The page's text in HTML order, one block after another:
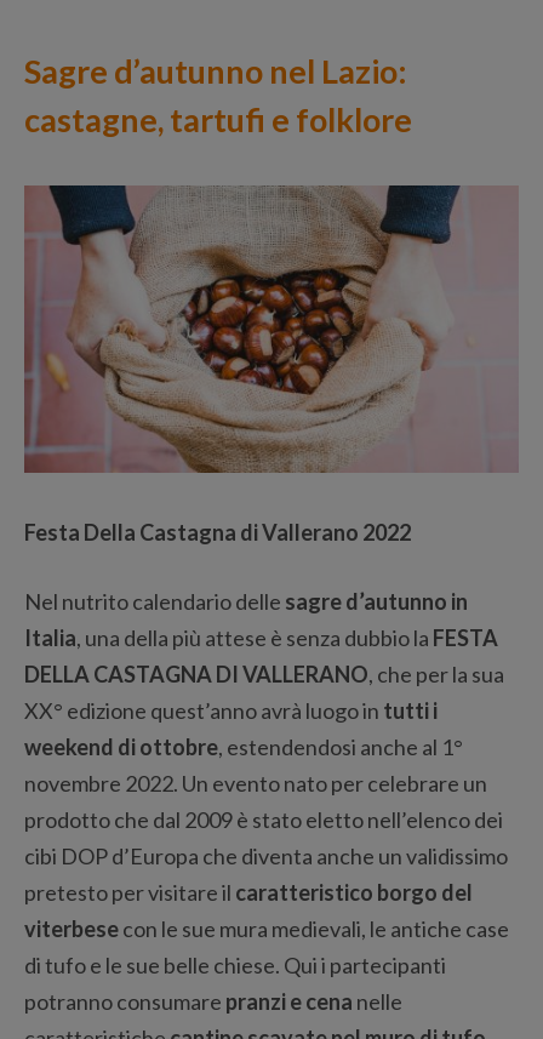
Sagre d’autunno nel Lazio:
castagne, tartufi e folklore
Festa Della Castagna di Vallerano 2022
Nel nutrito calendario delle sagre d’autunno in
Italia, una della più attese è senza dubbio la FESTA
DELLA CASTAGNA DI VALLERANO, che per la sua
XX° edizione quest’anno avrà luogo in tutti i
weekend di ottobre, estendendosi anche al 1°
novembre 2022. Un evento nato per celebrare un
prodotto che dal 2009 è stato eletto nell’elenco dei
cibi DOP d’Europa che diventa anche un validissimo
pretesto per visitare il caratteristico borgo del
viterbesecon le sue mura medievali, le antiche case
di tufo e le sue belle chiese. Qui i partecipanti
potranno consumare pranzi e cena nelle